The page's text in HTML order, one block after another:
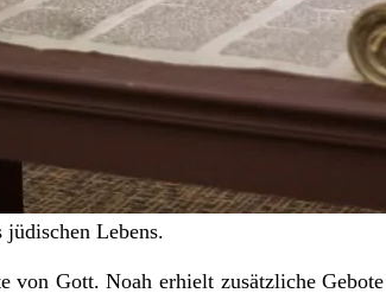
Lebens.
von Gott. Noah erhielt zusätzliche